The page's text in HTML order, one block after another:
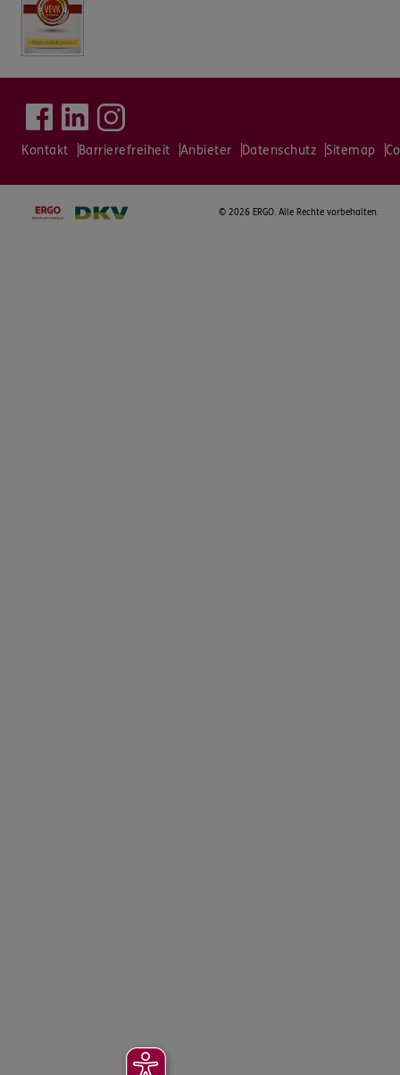
Kontakt Barrierefreiheit Anbieter Datenschutz Sitemap
© 2026 ERGO. Alle Rechte vorbehalten.